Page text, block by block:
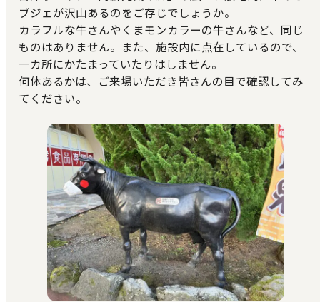
ブジェが沢山あるのをご存じでしょうか。
カラフルな牛さんやくまモンカラーの牛さんなど、同じ
ものはありません。また、施設内に点在しているので、
一カ所にかたまっていたりはしません。
何体あるかは、ご来場いただき皆さんの目で確認してみ
てください。